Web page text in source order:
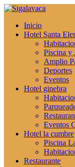
Inicio
Hotel Santa
Piscina y
Amplio
Deportes
Eventos
Hotel ginebra
Eventos
Hotel la cumbre
Piscina
Restaurante